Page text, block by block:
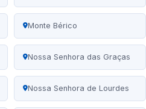
Monte Bérico
Nossa Senhora das Graças
Nossa Senhora de Lourdes